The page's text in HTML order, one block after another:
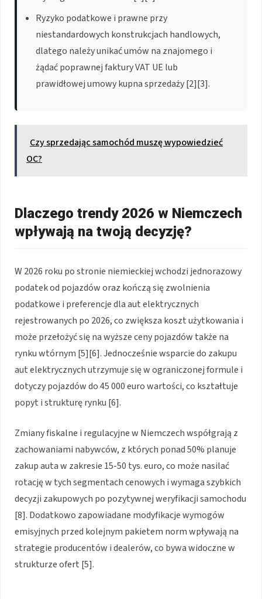
Ryzyko podatkowe i prawne przy
niestandardowych konstrukcjach handlowych,
dlatego należy unikać umów na znajomego i
żądać poprawnej faktury VAT UE lub
prawidłowej umowy kupna sprzedaży [2][3].
Czy sprzedając samochód muszę wypowiedzieć
OC?
Dlaczego trendy 2026 w Niemczech
wpływają na twoją decyzję?
W 2026 roku po stronie niemieckiej wchodzi jednorazowy
podatek od pojazdów oraz kończą się zwolnienia
podatkowe i preferencje dla aut elektrycznych
rejestrowanych po 2026, co zwiększa koszt użytkowania i
może przełożyć się na wyższe ceny pojazdów także na
rynku wtórnym [5][6]. Jednocześnie wsparcie do zakupu
aut elektrycznych utrzymuje się w ograniczonej formule i
dotyczy pojazdów do 45 000 euro wartości, co kształtuje
popyt i strukturę rynku [6].
Zmiany fiskalne i regulacyjne w Niemczech współgrają z
zachowaniami nabywców, z których ponad 50% planuje
zakup auta w zakresie 15-50 tys. euro, co może nasilać
rotację w tych segmentach cenowych i wymaga szybkich
decyzji zakupowych po pozytywnej weryfikacji samochodu
[8]. Dodatkowo zapowiadane modyfikacje wymogów
emisyjnych przed kolejnym pakietem norm wpływają na
strategie producentów i dealerów, co bywa widoczne w
strukturze ofert [5].